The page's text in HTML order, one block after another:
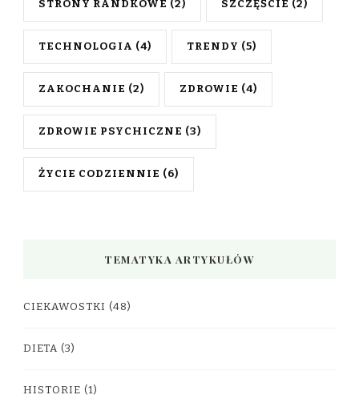
STRONY RANDKOWE (2) SZCZĘŚCIE (2)
TECHNOLOGIA (4) TRENDY (5)
ZAKOCHANIE (2) ZDROWIE (4)
ZDROWIE PSYCHICZNE (3)
ŻYCIE CODZIENNIE (6)
TEMATYKA ARTYKUŁÓW
CIEKAWOSTKI (48)
DIETA (3)
HISTORIE (1)